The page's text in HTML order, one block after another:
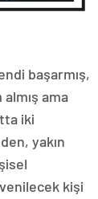
başarmış,
ama
iki
yakın
kişi